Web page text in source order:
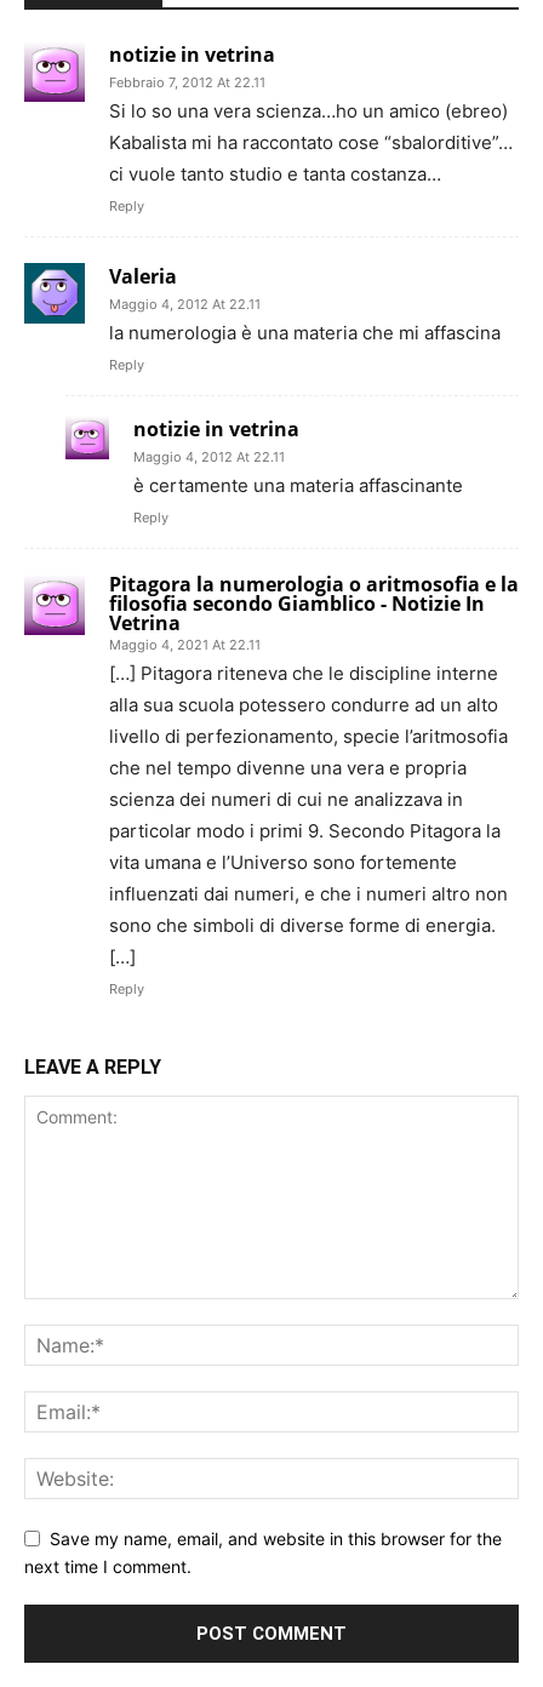
notizie in vetrina
Febbraio 7, 2012 At 22.11
Si lo so una vera scienza…ho un amico (ebreo)
Kabalista mi ha raccontato cose “sbalorditive”…
ci vuole tanto studio e tanta costanza…
Reply
Valeria
Maggio 4, 2012 At 22.11
la numerologia è una materia che mi affascina
Reply
notizie in vetrina
Maggio 4, 2012 At 22.11
è certamente una materia affascinante
Reply
Pitagora la numerologia o aritmosofia e la
filosofia secondo Giamblico - Notizie In
Vetrina
Maggio 4, 2021 At 22.11
[…] Pitagora riteneva che le discipline interne
alla sua scuola potessero condurre ad un alto
livello di perfezionamento, specie l’aritmosofia
che nel tempo divenne una vera e propria
scienza dei numeri di cui ne analizzava in
particolar modo i primi 9. Secondo Pitagora la
vita umana e l’Universo sono fortemente
influenzati dai numeri, e che i numeri altro non
sono che simboli di diverse forme di energia.
[…]
Reply
LEAVE A REPLY
Save my name, email, and website in this browser for the
next time I comment.